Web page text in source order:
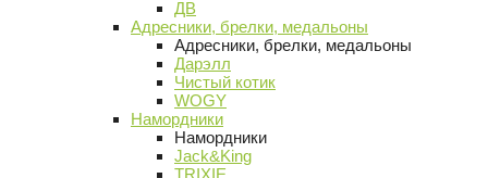
ДВ
Адресники, брелки, медальоны
Адресники, брелки, медальоны
Дарэлл
Чистый котик
WOGY
Намордники
Намордники
Jack&King
TRIXIE